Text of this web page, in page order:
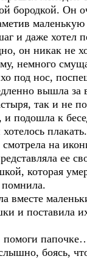
бородкой. Он
маленькую
и даже хотел
он никак не
немного
под нос,
вышла за
так и не
и подошла к
плакать.
на
ее
которая
и поставила
боясь,